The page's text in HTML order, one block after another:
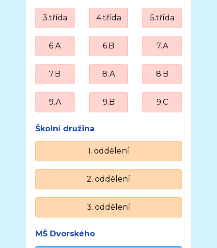
3.třída 4.třída 5.třída
6.A 6.B 7.A
7.B 8.A 8.B
9.A 9.B 9.C
Školní družina
1. oddělení
2. oddělení
3. oddělení
MŠ Dvorského